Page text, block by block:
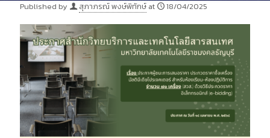
Published by สุภาภรณ์ พงษ์พิทักษ์ at 18/04/2025